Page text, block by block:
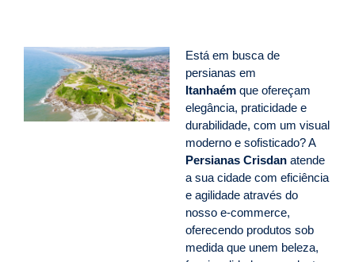
Está em busca de
persianas em
Itanhaém que ofereçam
elegância, praticidade e
durabilidade, com um visual
moderno e sofisticado? A
Persianas Crisdan atende
a sua cidade com eficiência
e agilidade através do
nosso e-commerce,
oferecendo produtos sob
medida que unem beleza,